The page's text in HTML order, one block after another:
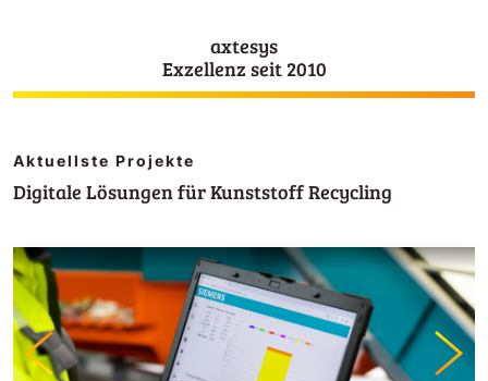
axtesys
Exzellenz seit 2010
Aktuellste Projekte
Digitale Lösungen für Kunststoff Recycling